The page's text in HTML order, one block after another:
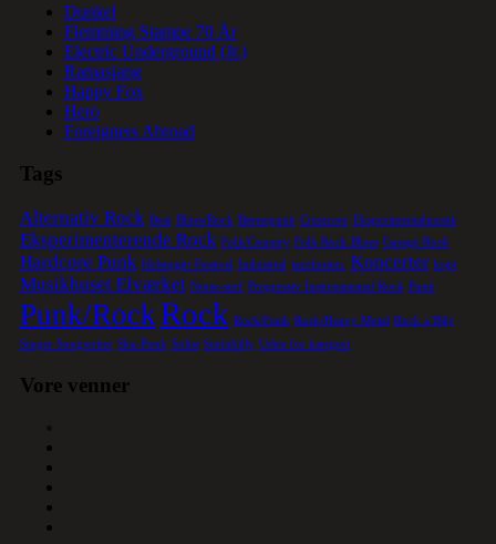
Dunkel
Flemming Stampe 70 År
Electric Underground (Jr.)
Ramasjang
Happy Fox
Hero
Foreigners Abroad
Tags
Alternativ Rock Beat Blues/Rock Børnepunk Crustcore Eksperimentalmusik
Eksperimenterende Rock Folk/Country Folk Rock Blues Garage Rock
Hardcore Punk Helsingør Festival Industrial jazzfusion. Koncerter kopi
Musikhuset Elværket Noise-surf Progressiv Instruemental Rock Punk
Punk/RockRock Rock/Funk Rock/Heavy Metal Rock a´Bily
Singer Songwriter Ska-Punk Solist Surfabilly Uden for kategori
Vore venner